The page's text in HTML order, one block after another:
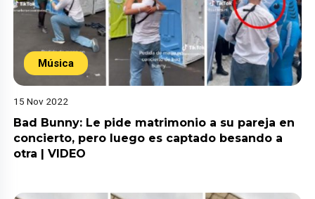
Música
15 Nov 2022
Bad Bunny: Le pide matrimonio a su pareja en
concierto, pero luego es captado besando a
otra | VIDEO